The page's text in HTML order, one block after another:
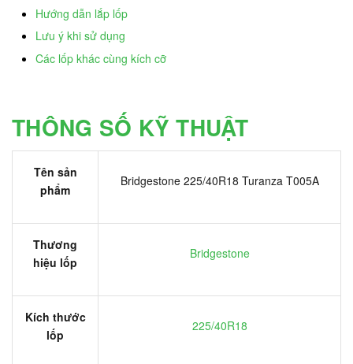
Hướng dẫn lắp lốp
Lưu ý khi sử dụng
Các lốp khác cùng kích cỡ
THÔNG SỐ KỸ THUẬT
Tên sản
phẩm
Bridgestone 225/40R18 Turanza T005A
Thương
hiệu lốp
Bridgestone
Kích thước
lốp
225/40R18